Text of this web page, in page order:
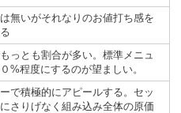
は無いがそれなりのお値打ち感を
っとも割合が多い。標準メニュ
%程度にするのが望ましい。
で積極的にアピールする。セッ
さりげなく組み込み全体の原価